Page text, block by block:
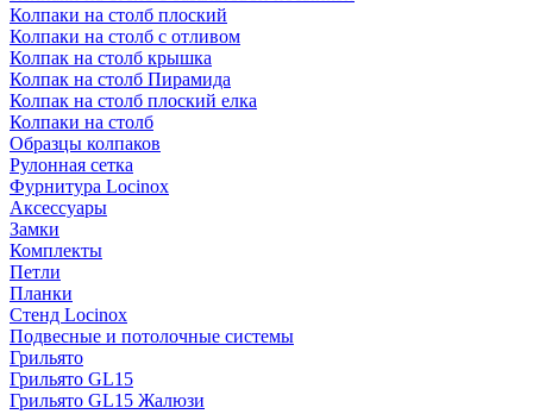
Колпаки на столб плоский
Колпаки на столб с отливом
Колпак на столб крышка
Колпак на столб Пирамида
Колпак на столб плоский елка
Колпаки на столб
Образцы колпаков
Рулонная сетка
Фурнитура Locinox
Аксессуары
Замки
Комплекты
Петли
Планки
Стенд Locinox
Подвесные и потолочные системы
Грильято
Грильято GL15
Грильято GL15 Жалюзи